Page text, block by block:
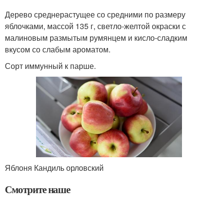
Дерево среднерастущее со средними по размеру
яблочками, массой 135 г, светло-желтой окраски с
малиновым размытым румянцем и кисло-сладким
вкусом со слабым ароматом.
Сорт иммунный к парше.
Яблоня Кандиль орловский
Смотрите наше